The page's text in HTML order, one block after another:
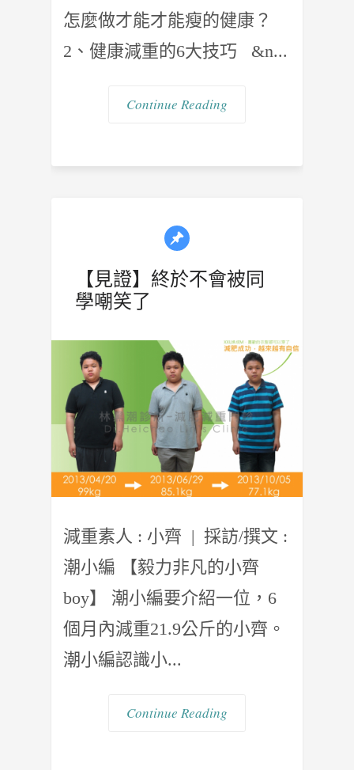
怎麼做才能才能瘦的健康？
2、健康減重的6大技巧 &n...
Continue Reading
【見證】終於不會被同
學嘲笑了
減重素人 : 小齊 | 採訪/撰文 :
潮小編 【毅力非凡的小齊
boy】 潮小編要介紹一位，6
個月內減重21.9公斤的小齊。
潮小編認識小...
Continue Reading